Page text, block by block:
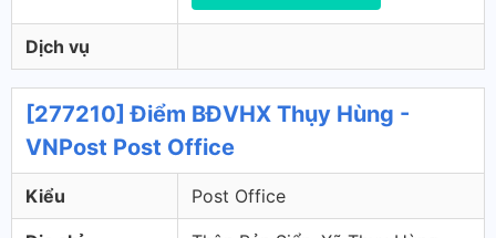
Dịch vụ
[277210] Điểm BĐVHX Thụy Hùng -
VNPost Post Office
Kiểu Post Office